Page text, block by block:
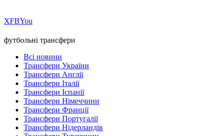
ХFBYou
футбольні трансфери
Всі новини
Трансфери України
Трансфери Англії
Трансфери Італії
Трансфери Іспанії
Трансфери Німеччини
Трансфери Франції
Трансфери Португалії
Трансфери Нідерландів